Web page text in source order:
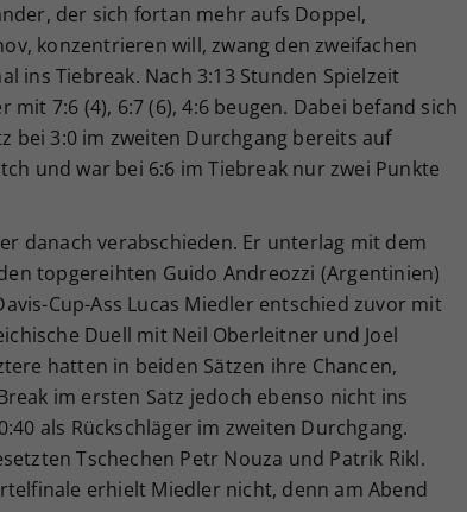
der sich fortan mehr aufs Doppel,
konzentrieren will, zwang den zweifachen
ins Tiebreak. Nach 3:13 Stunden Spielzeit
7:6 (4), 6:7 (6), 4:6 beugen. Dabei befand sich
bei 3:0 im zweiten Durchgang bereits auf
und war bei 6:6 im Tiebreak nur zwei Punkte
danach verabschieden. Er unterlag mit dem
topgereihten Guido Andreozzi (Argentinien)
Cup-Ass Lucas Miedler entschied zuvor mit
Duell mit Neil Oberleitner und Joel
hatten in beiden Sätzen ihre Chancen,
im ersten Satz jedoch ebenso nicht ins
als Rückschläger im zweiten Durchgang.
Tschechen Petr Nouza und Patrik Rikl.
erhielt Miedler nicht, denn am Abend